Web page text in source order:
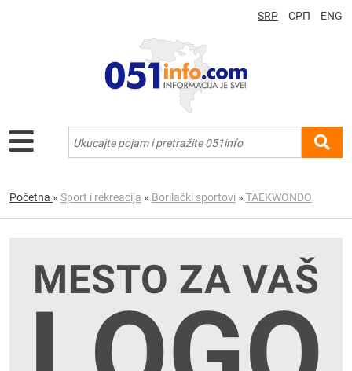
SRP СРП ENG
Početna » Sport i rekreacija » Borilački sportovi » TAEKWONDO